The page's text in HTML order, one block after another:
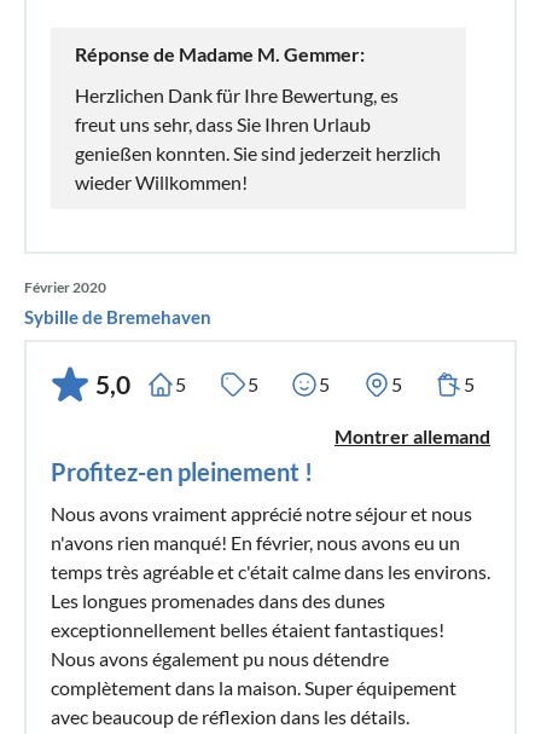
Réponse de Madame M. Gemmer:
Herzlichen Dank für Ihre Bewertung, es
freut uns sehr, dass Sie Ihren Urlaub
genießen konnten. Sie sind jederzeit herzlich
wieder Willkommen!
Février 2020
Sybille de Bremehaven
5,0 5 5 5 5 5
Montrer allemand
Profitez-en pleinement !
Nous avons vraiment apprécié notre séjour et nous
n'avons rien manqué! En février, nous avons eu un
temps très agréable et c'était calme dans les environs.
Les longues promenades dans des dunes
exceptionnellement belles étaient fantastiques!
Nous avons également pu nous détendre
complètement dans la maison. Super équipement
avec beaucoup de réflexion dans les détails.